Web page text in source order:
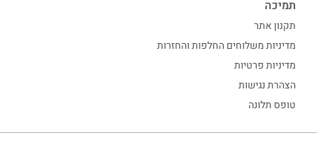
תמיכה
תקנון אתר
מדיניות משלוחים החלפות והחזרות
מדיניות פרטיות
הצהרת נגישות
טופס תלונה